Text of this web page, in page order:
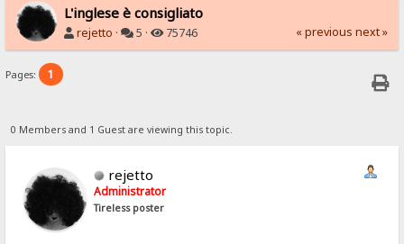
L'inglese è consigliato
rejetto · 5 · 75746 « previous next »
Pages: 1
0 Members and 1 Guest are viewing this topic.
rejetto
Administrator
Tireless poster